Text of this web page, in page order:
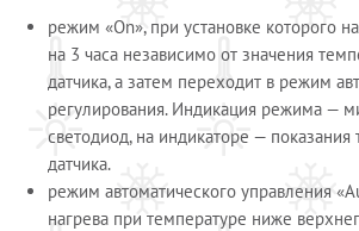
режим «On», при установке которого
на 3 часа независимо от значения
датчика, а затем переходит в режим
регулирования. Индикация режима —
светодиод, на индикаторе — показания
датчика.
режим автоматического управления
нагрева при температуре ниже